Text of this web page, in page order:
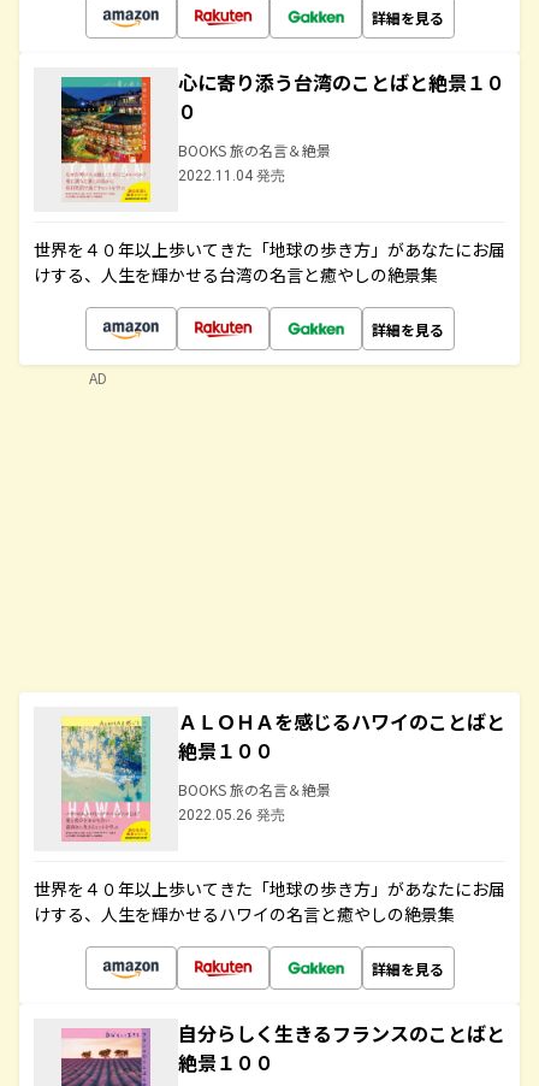
詳細を見る
心に寄り添う台湾のことばと絶景１０
０
BOOKS 旅の名言＆絶景
2022.11.04 発売
世界を４０年以上歩いてきた「地球の歩き方」があなたにお届
けする、人生を輝かせる台湾の名言と癒やしの絶景集
詳細を見る
ＡＬＯＨＡを感じるハワイのことばと
絶景１００
BOOKS 旅の名言＆絶景
2022.05.26 発売
世界を４０年以上歩いてきた「地球の歩き方」があなたにお届
けする、人生を輝かせるハワイの名言と癒やしの絶景集
詳細を見る
自分らしく生きるフランスのことばと
絶景１００
AD